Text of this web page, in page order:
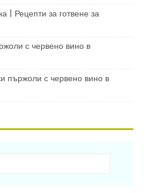
| Рецепти за готвене за
с червено вино в
пържоли с червено вино в